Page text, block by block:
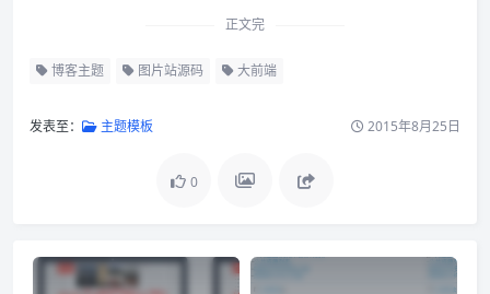
正文完
博客主题 图片站源码 大前端
发表至： 主题模板 2015年8月25日
0